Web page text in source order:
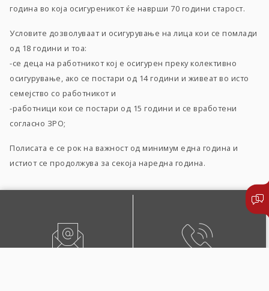
година во која осигуреникот ќе наврши 70 години старост.
Условите дозволуваат и осигурување на лица кои се помлади
од 18 години и тоа:
-се деца на работникот кој е осигурен преку колективно
осигурување, ако се постари од 14 години и живеат во исто
семејство со работникот и
-работници кои се постари од 15 години и се вработени
согласно ЗРО;
Полисата е се рок на важност од минимум една година и
истиот се продолжува за секоја наредна година.